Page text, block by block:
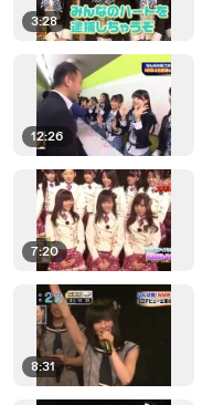
3:28
12:26
7:20
8:31